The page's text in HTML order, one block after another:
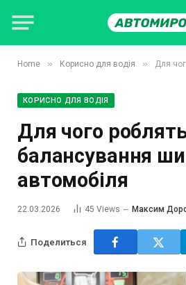
Home » Корисно для водія » Для чого
КОРИСНО ДЛЯ ВОДІЯ
Для чого
балансування
автомобіля
22.03.2026 45 Views Максим
Поделиться